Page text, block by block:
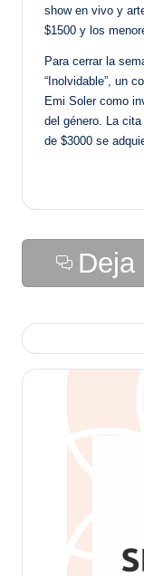
show en vivo y
$1500 y los
Para cerrar la
“Inolvidable”, un
Emi Soler como
del género. La cita
de $3000 se
Deja